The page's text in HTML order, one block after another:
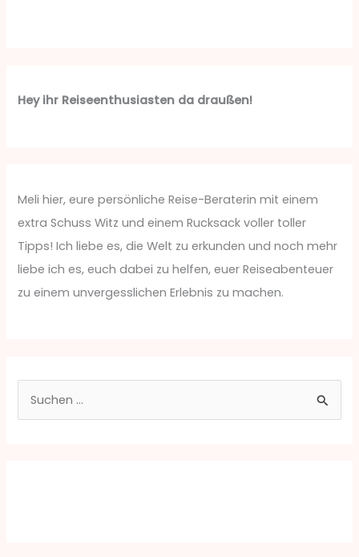
Hey ihr Reiseenthusiasten da draußen!
Meli hier, eure persönliche Reise-Beraterin mit einem
extra Schuss Witz und einem Rucksack voller toller
Tipps! Ich liebe es, die Welt zu erkunden und noch mehr
liebe ich es, euch dabei zu helfen, euer Reiseabenteuer
zu einem unvergesslichen Erlebnis zu machen.